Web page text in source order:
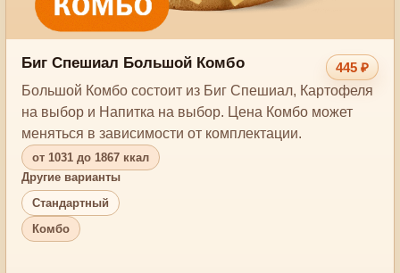
Биг Спешиал Большой Комбо
445 ₽
Большой Комбо состоит из Биг Спешиал, Картофеля
на выбор и Напитка на выбор. Цена Комбо может
меняться в зависимости от комплектации.
от 1031 до 1867 ккал
Другие варианты
Стандартный
Комбо